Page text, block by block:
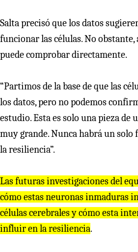
Salta precisó que los datos
funcionar las células. No obstante,
puede comprobar directamente.
“Partimos de la base de que las
los datos, pero no podemos
estudio. Esta es solo una pieza de
muy grande. Nunca habrá un solo
la resiliencia”.
Las futuras investigaciones del
cómo estas neuronas inmaduras
células cerebrales y cómo esta
influir en la resiliencia.